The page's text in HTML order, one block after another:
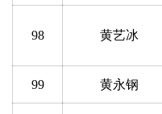
98 黄艺冰
99 黄永钢